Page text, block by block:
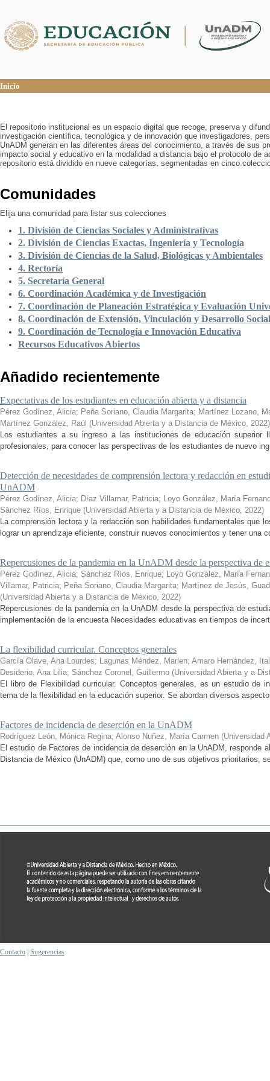
Inicio
El repositorio institucional es un espacio digital que recoge, preserva y
investigación científica, tecnológica y de innovación que investigadores,
UnADM generan en las diferentes áreas del conocimiento, a través de sus
impacto social y educativo en la modalidad a distancia bajo el protocolo de
repositorio está dividido en nueve categorías, segmentadas en cinco
Comunidades
Elija una comunidad para listar sus colecciones
1. División de Ciencias Sociales y Administrativas
2. División de Ciencias Exactas, Ingeniería y Tecnología
3. División de Ciencias de la Salud, Biológicas y Ambientales
4. Rectoría
5. Secretaría General
6. Coordinación Académica y de Investigación
7. Coordinación de Planeación Estratégica y Evaluación
8. Coordinación de Extensión, Vinculación y Desarrollo Social
9. Coordinación de Tecnología e Innovación Educativa
Recursos Educativos Abiertos
Añadido recientemente
Expectativas de los estudiantes en educación abierta y a distancia
Pérez Godínez, Alicia; Peña Soriano, Claudia Margarita; Martínez Lozano,
Martínez González, Raúl (Universidad Abierta y a Distancia de México, 2022)
Los estudiantes a su ingreso a las instituciones de educación superior
profesionales, para conocer las perspectivas de los estudiantes de nuevo
Detección de necesidades de comprensión lectora y redacción en
UnADM
Pérez Godínez, Alicia; Díaz Villamar, Patricia; Loyo González, María
Sánchez Ríos, Enrique (Universidad Abierta y a Distancia de México, 2022)
La comprensión lectora y la redacción son habilidades fundamentales que
lograr un aprendizaje eficiente, construir nuevos conocimientos y tener una
Repercusiones de la pandemia en la UnADM desde la perspectiva de
Pérez Godínez, Alicia; Sánchez Ríos, Enrique; Loyo González, María
Villamar, Patricia; Peña Soriano, Claudia Margarita; Martínez de Jesús,
(Universidad Abierta y a Distancia de México, 2022)
Repercusiones de la pandemia en la UnADM desde la perspectiva de
implementación de la encuesta Necesidades educativas en tiempos de
La flexibilidad curricular. Conceptos generales
García Olave, Ana Lourdes; Lagunas Méndez, Marlen; Amaro Hernández,
Desiderio, Ana Lilia; Sánchez Coronel, Guillermo (Universidad Abierta y a
El libro de Flexibilidad curricular. Conceptos generales, es un estudio de
tema de la flexibilidad en la educación superior. Se abordan diversos
Factores de incidencia de deserción en la UnADM
Rodríguez León, Mónica Regina; Alonso Nuñez, María Carmen (Universidad
El estudio de Factores de incidencia de deserción en la UnADM, responde
Distancia de México (UnADM) que, como uno de sus objetivos prioritarios,
Contacto Sugerencias